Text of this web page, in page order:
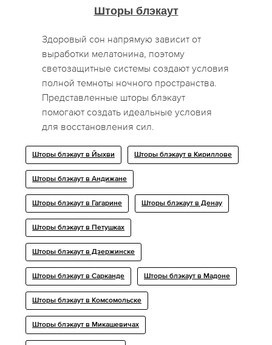
Шторы блэкаут
Здоровый сон напрямую зависит от
выработки мелатонина, поэтому
светозащитные системы создают условия
полной темноты ночного пространства.
Представленные шторы блэкаут
помогают создать идеальные условия
для восстановления сил.
Шторы блэкаут в Йыхви Шторы блэкаут в Кириллове
Шторы блэкаут в Андижане
Шторы блэкаут в Гагарине Шторы блэкаут в Денау
Шторы блэкаут в Петушках
Шторы блэкаут в Дзержинске
Шторы блэкаут в Сарканде Шторы блэкаут в Мадоне
Шторы блэкаут в Комсомольске
Шторы блэкаут в Микашевичах